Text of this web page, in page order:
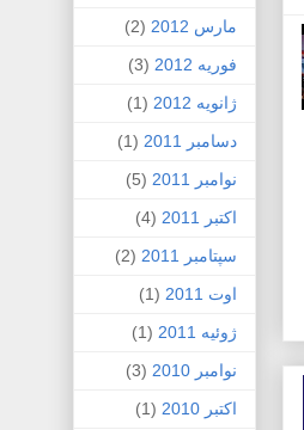
مارس 2012
(2)
فوریه 2012
(3)
ژانویه 2012
(1)
دسامبر 2011
(1)
نوامبر 2011
(5)
اکتبر 2011
(4)
سپتامبر 2011
(2)
اوت 2011
(1)
ژوئیه 2011
(1)
نوامبر 2010
(3)
اکتبر 2010
(1)